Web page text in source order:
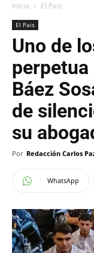
Inicio El Pais
El Pais
Uno de
Báez
de
su
Por Redacción Carlos
WhatsApp